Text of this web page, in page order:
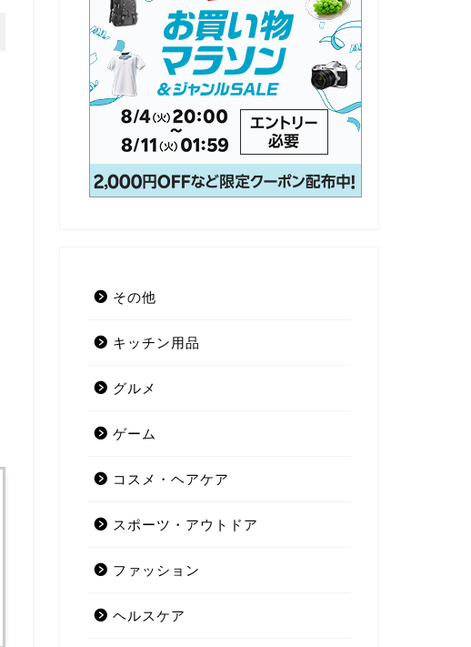
その他
キッチン用品
グルメ
ゲーム
コスメ・ヘアケア
スポーツ・アウトドア
ファッション
ヘルスケア